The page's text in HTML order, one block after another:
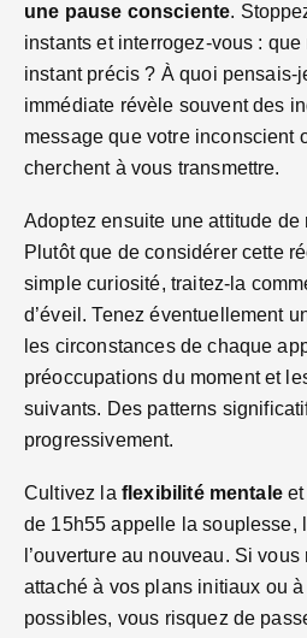
une pause consciente.
instants et interrogez-vous :
instant précis ? À quoi pensais-
immédiate révèle souvent des
message que votre inconscient
cherchent à vous transmettre.
Adoptez ensuite une attitude de
Plutôt que de considérer cette
simple curiosité, traitez-la
d’éveil. Tenez éventuellement
les circonstances de chaque
préoccupations du moment et
suivants. Des patterns
progressivement.
Cultivez la flexibilité mentaleet
de 15h55 appelle la souplesse,
l’ouverture au nouveau. Si
attaché à vos plans initiaux ou
possibles, vous risquez de